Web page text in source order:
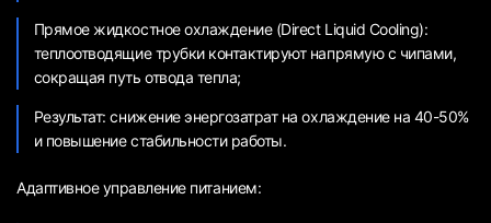
Прямое жидкостное охлаждение (Direct Liquid Cooling):
теплоотводящие трубки контактируют напрямую с чипами,
сокращая путь отвода тепла;
Результат: снижение энергозатрат на охлаждение на 40-50%
и повышение стабильности работы.
Адаптивное управление питанием: